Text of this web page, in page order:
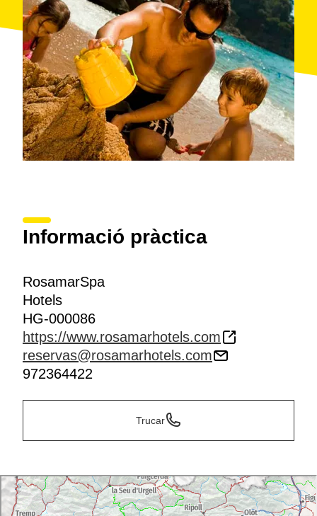
Informació pràctica
RosamarSpa
Hotels
HG-000086
https://www.rosamarhotels.com
reservas@rosamarhotels.com
972364422
Trucar